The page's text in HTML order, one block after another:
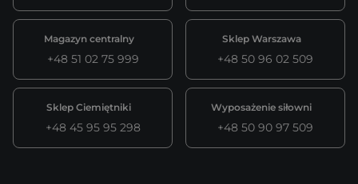
Magazyn centralny
+48 51 02 75 999
Sklep Warszawa
+48 50 96 02 509
Sklep Ciemiętniki
+48 45 95 95 298
Wyposażenie siłowni
+48 50 90 97 509